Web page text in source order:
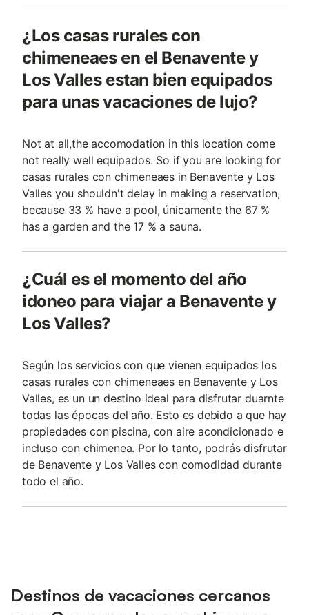
¿Los casas rurales con
chimeneaes en el Benavente y
Los Valles estan bien equipados
para unas vacaciones de lujo?
Not at all,the accomodation in this location come
not really well equipados. So if you are looking for
casas rurales con chimeneaes in Benavente y Los
Valles you shouldn't delay in making a reservation,
because 33 % have a pool, únicamente the 67 %
has a garden and the 17 % a sauna.
¿Cuál es el momento del año
idoneo para viajar a Benavente y
Los Valles?
Según los servicios con que vienen equipados los
casas rurales con chimeneaes en Benavente y Los
Valles, es un un destino ideal para disfrutar duarnte
todas las épocas del año. Esto es debido a que hay
propiedades con piscina, con aire acondicionado e
incluso con chimenea. Por lo tanto, podrás disfrutar
de Benavente y Los Valles con comodidad durante
todo el año.
Destinos de vacaciones cercanos